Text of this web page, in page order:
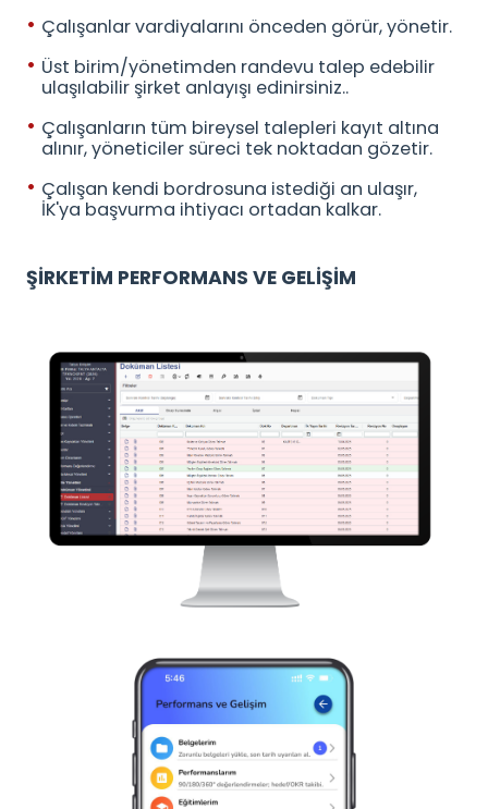
Çalışanlar vardiyalarını önceden görür, yönetir.
Üst birim/yönetimden randevu talep edebilir
ulaşılabilir şirket anlayışı edinirsiniz..
Çalışanların tüm bireysel talepleri kayıt altına
alınır, yöneticiler süreci tek noktadan gözetir.
Çalışan kendi bordrosuna istediği an ulaşır,
İK'ya başvurma ihtiyacı ortadan kalkar.
ŞİRKETİM PERFORMANS VE GELİŞİM